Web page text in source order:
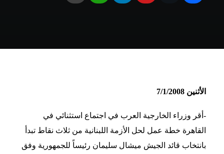
الأثنين 7/1/2008
-أقر وزراء الخارجية العرب في اجتماع استثنائي في
القاهرة خطة عمل لحل الأزمة اللبنانية من ثلاث نقاط تبدأ
بانتخاب قائد الجيش ميشال سليمان رئيساً للجمهورية وفق